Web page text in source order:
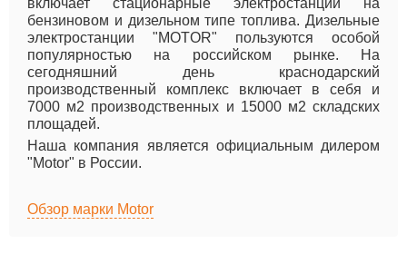
бензиновом и дизельном типе топлива. Дизельные
электростанции "MOTOR" пользуются особой
популярностью на российском рынке. На
сегодняшний день краснодарский
производственный комплекс включает в себя и
7000 м2 производственных и 15000 м2 складских
площадей.
Наша компания является официальным дилером
"Motor" в России.
Обзор марки Motor